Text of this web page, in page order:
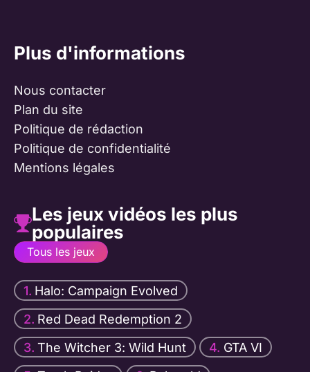
Plus d'informations
Nous contacter
Plan du site
Politique de rédaction
Politique de confidentialité
Mentions légales
Les jeux vidéos les plus
populaires
Tous les jeux
Halo: Campaign Evolved
Red Dead Redemption 2
The Witcher 3: Wild Hunt
GTA VI